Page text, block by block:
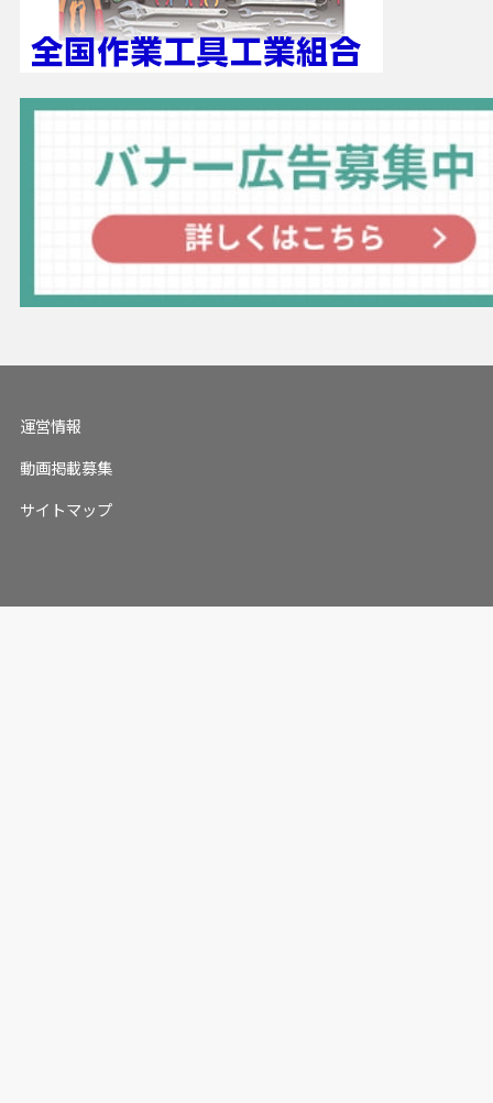
運営情報
動画掲載募集
サイトマップ